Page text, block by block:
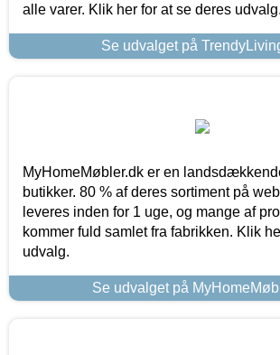
alle varer. Klik her for at se deres udvalg.
Se udvalget på
MyHomeMøbler.dk er en
butikker. 80 % af deres sortiment på
leveres inden for 1 uge, og mange af
kommer fuld samlet fra fabrikken. Klik
udvalg.
Se udvalget på